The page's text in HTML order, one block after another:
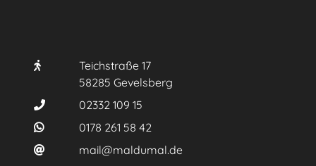
Teichstraße 17
58285 Gevelsberg
02332 109 15
0178 261 58 42
mail@maldumal.de